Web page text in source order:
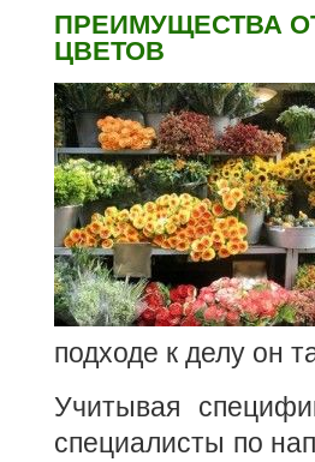
ПРЕИМУЩЕСТВА
ЦВЕТОВ
подходе к делу он
Учитывая
специалисты по